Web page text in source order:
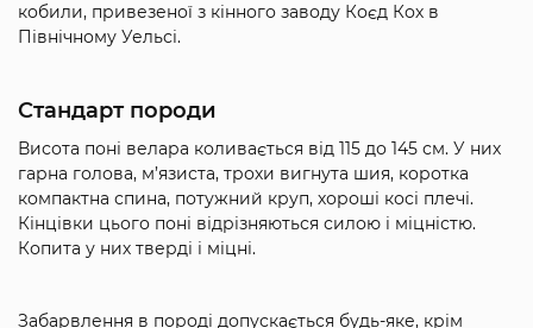
кобили, привезеної з кінного заводу Коєд Кох в
Північному Уельсі.
Стандарт породи
Висота поні велара коливається від 115 до 145 см. У них
гарна голова, м’язиста, трохи вигнута шия, коротка
компактна спина, потужний круп, хороші косі плечі.
Кінцівки цього поні відрізняються силою і міцністю.
Копита у них тверді і міцні.
Забарвлення в породі допускається будь-яке, крім